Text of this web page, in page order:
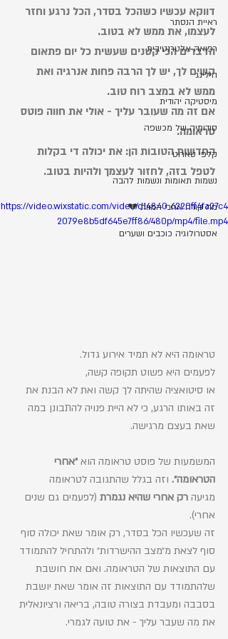
ראיית הנסתר
רפואה אלטרנטיבית
הילינג
מיסטיקה יהודית
סודותיה של מכשפה
קלפי טארוט
נשמות תאומות ונשמות להבה
מה קורה אחרי המוות 💔
אסטרולוגיה כוכבים ושערים
דווקא עכשיו כשהכל בסדר, הכל נרגע וחזר
לעצמו, את ממש לא בטוב.
הדברים הכי קטנים שעשית כל יום פתאום
קשים לך, יש לך הרבה פחות אנרגיה ואת
ממש לא במצב רוח טוב.
אם זה מה שעובר עליך - אולי את חווה פוטס
טראומה.
החדשות הטובות הן: את יכולה די בקלות
לטפל בזה, לחזור לעצמך ולהיות בטוב.
https://video.wixstatic.com/video/d14840_6220ff4fa27c4
2079e8b5df645e7ff86/480p/mp4/file.mp4
טראומה היא לא תמיד אירוע גדול.
לפעמים היא פשוט תקופה קשה,
או סיטואציה שהיתה לך קשה ואת לא הבנת את
זה באותו הרגע, כי לא היית פנויה להתבונן במה
שאת בעצם מרגישה.
המשמעות של פוסט טראומה הוא ״אחרי
הטראומה״. וזה בגלל שהתגובה לטראומה
מגיעה רק אחרי שהיא נגמרת (לפעמים גם שנים
אחרי).
זה שעכשיו הכל בסדר, רק אומר שאת יכולה סוף
סוף לצאת מ״מצב ההישרדות״ ולהתחיל להתמודד
עם התוצאות של הטראומה. ואם את חושבת
שלהתמודד עם התוצאות זה אומר שאת יושבת
בסבבה ומעבדת בצורה טובה, בריאה ורציונאלית
את מה שעבר עליך - את טועה לגמרי.